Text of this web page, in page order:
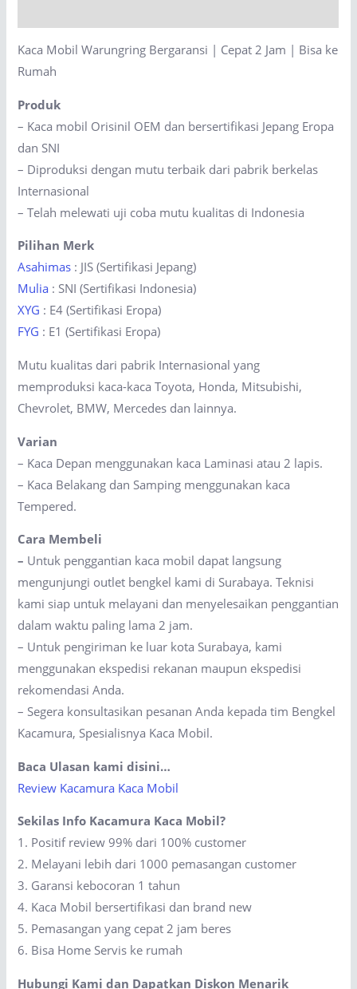
|
Bisa
ke
Rumah
quantity
Kaca Mobil Warungring Bergaransi | Cepat 2 Jam | Bisa ke
Rumah
Produk
– Kaca mobil Orisinil OEM dan bersertifikasi Jepang Eropa
dan SNI
– Diproduksi dengan mutu terbaik dari pabrik berkelas
Internasional
– Telah melewati uji coba mutu kualitas di Indonesia
Pilihan Merk
Asahimas : JIS (Sertifikasi Jepang)
Mulia : SNI (Sertifikasi Indonesia)
XYG : E4 (Sertifikasi Eropa)
FYG : E1 (Sertifikasi Eropa)
Mutu kualitas dari pabrik Internasional yang
memproduksi kaca-kaca Toyota, Honda, Mitsubishi,
Chevrolet, BMW, Mercedes dan lainnya.
Varian
– Kaca Depan menggunakan kaca Laminasi atau 2 lapis.
– Kaca Belakang dan Samping menggunakan kaca
Tempered.
Cara Membeli
– Untuk penggantian kaca mobil dapat langsung
mengunjungi outlet bengkel kami di Surabaya. Teknisi
kami siap untuk melayani dan menyelesaikan penggantian
dalam waktu paling lama 2 jam.
– Untuk pengiriman ke luar kota Surabaya, kami
menggunakan ekspedisi rekanan maupun ekspedisi
rekomendasi Anda.
– Segera konsultasikan pesanan Anda kepada tim Bengkel
Kacamura, Spesialisnya Kaca Mobil.
Baca Ulasan kami disini…
Review Kacamura Kaca Mobil
Sekilas Info Kacamura Kaca Mobil?
1. Positif review 99% dari 100% customer
2. Melayani lebih dari 1000 pemasangan customer
3. Garansi kebocoran 1 tahun
4. Kaca Mobil bersertifikasi dan brand new
5. Pemasangan yang cepat 2 jam beres
6. Bisa Home Servis ke rumah
Hubungi Kami dan Dapatkan Diskon Menarik